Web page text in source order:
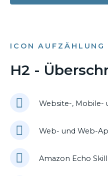
ICON AUFZÄHLUNG
H2 -
Website-, Mobile-
Web- und Web-
Amazon Echo